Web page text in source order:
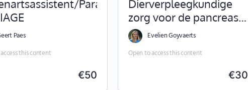
Paravet
Paes
this content
€50
Dierverpleegkundige
zorg voor de pancreas
patiëntEvelien Goyvaerts
Open to access this content
€30